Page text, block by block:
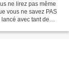
ne lirez pas même
vous ne savez PAS
avec tant de